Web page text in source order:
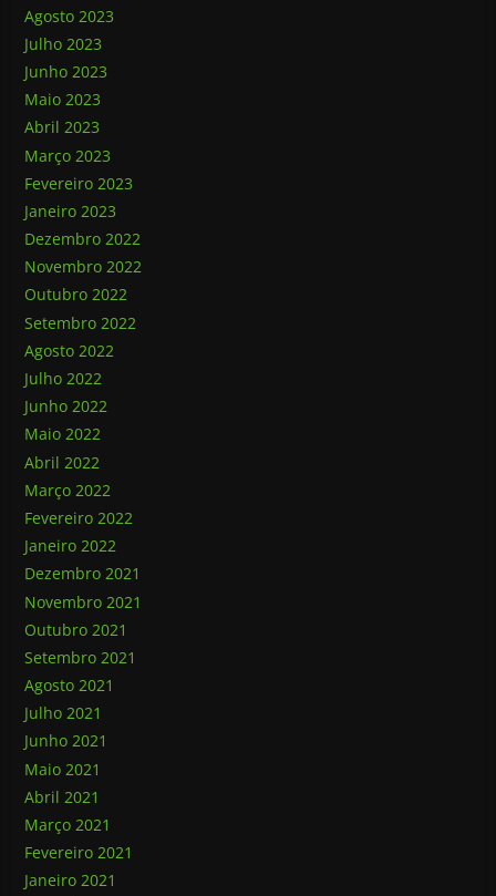
Agosto 2023
Julho 2023
Junho 2023
Maio 2023
Abril 2023
Março 2023
Fevereiro 2023
Janeiro 2023
Dezembro 2022
Novembro 2022
Outubro 2022
Setembro 2022
Agosto 2022
Julho 2022
Junho 2022
Maio 2022
Abril 2022
Março 2022
Fevereiro 2022
Janeiro 2022
Dezembro 2021
Novembro 2021
Outubro 2021
Setembro 2021
Agosto 2021
Julho 2021
Junho 2021
Maio 2021
Abril 2021
Março 2021
Fevereiro 2021
Janeiro 2021